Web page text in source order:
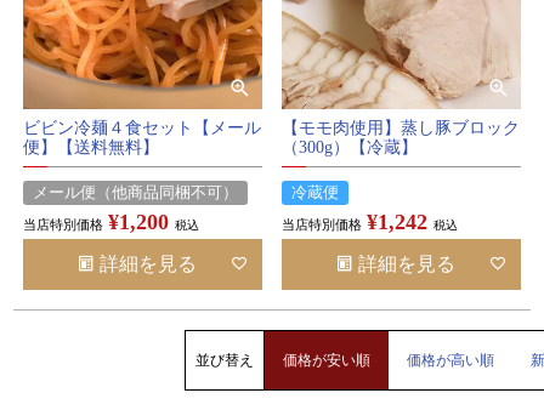
ビビン冷麺４食セット【メール
便】【送料無料】
メール便（他商品同梱不可）
当店特別価格 ¥1,200 税込
詳細を見る
【モモ肉使用】蒸し豚ブロック
（300g）【冷蔵】
冷蔵便
当店特別価格 ¥1,242 税込
詳細を見る
並び替え 価格が安い順 価格が高い順